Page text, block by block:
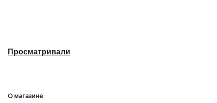
Просматривали
О магазине